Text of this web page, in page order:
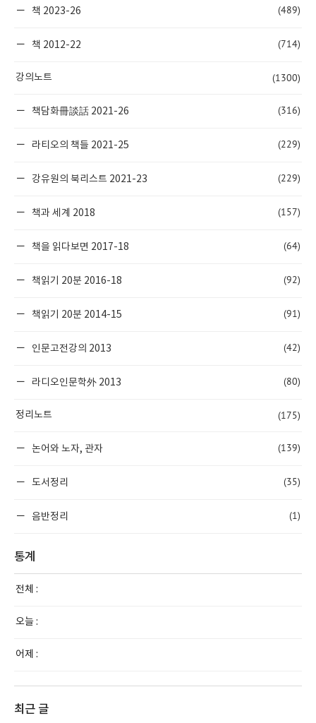
책 2023-26 (489)
책 2012-22 (714)
강의노트 (1300)
책담화冊談話 2021-26 (316)
라티오의 책들 2021-25 (229)
강유원의 북리스트 2021-23 (229)
책과 세계 2018 (157)
책을 읽다보면 2017-18 (64)
책읽기 20분 2016-18 (92)
책읽기 20분 2014-15 (91)
인문고전강의 2013 (42)
라디오인문학外 2013 (80)
정리노트 (175)
논어와 노자, 관자 (139)
도서정리 (35)
음반정리 (1)
통계
전체 :
오늘 :
어제 :
최근 글